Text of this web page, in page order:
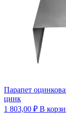
Парапет
цинк
1 803,00 ₽ В